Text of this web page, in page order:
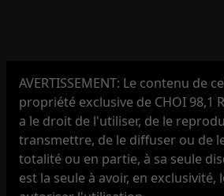
AVERTISSEMENT: Le contenu de
propriété exclusive de CHOI 98,1
a le droit de l'utiliser, de le
transmettre, de le diffuser ou de
totalité ou en partie, à sa seule
est la seule à avoir, en exclusivité,